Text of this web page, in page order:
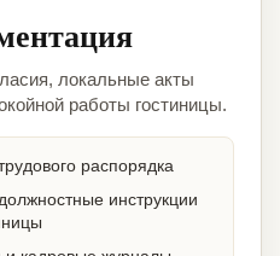
локальные акты
работы гостиницы.
распорядка
инструкции